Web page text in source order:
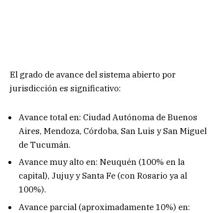
El grado de avance del sistema abierto por
jurisdicción es significativo:
Avance total en: Ciudad Autónoma de Buenos
Aires, Mendoza, Córdoba, San Luis y San Miguel
de Tucumán.
Avance muy alto en: Neuquén (100% en la
capital), Jujuy y Santa Fe (con Rosario ya al
100%).
Avance parcial (aproximadamente 10%) en: